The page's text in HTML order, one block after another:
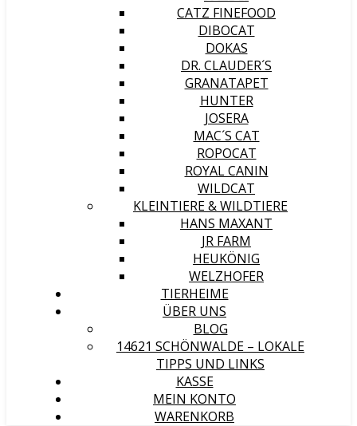
CATZ FINEFOOD
DIBOCAT
DOKAS
DR. CLAUDER´S
GRANATAPET
HUNTER
JOSERA
MAC´S CAT
ROPOCAT
ROYAL CANIN
WILDCAT
KLEINTIERE & WILDTIERE
HANS MAXANT
JR FARM
HEUKÖNIG
WELZHOFER
TIERHEIME
ÜBER UNS
BLOG
14621 SCHÖNWALDE – LOKALE
TIPPS UND LINKS
KASSE
MEIN KONTO
WARENKORB